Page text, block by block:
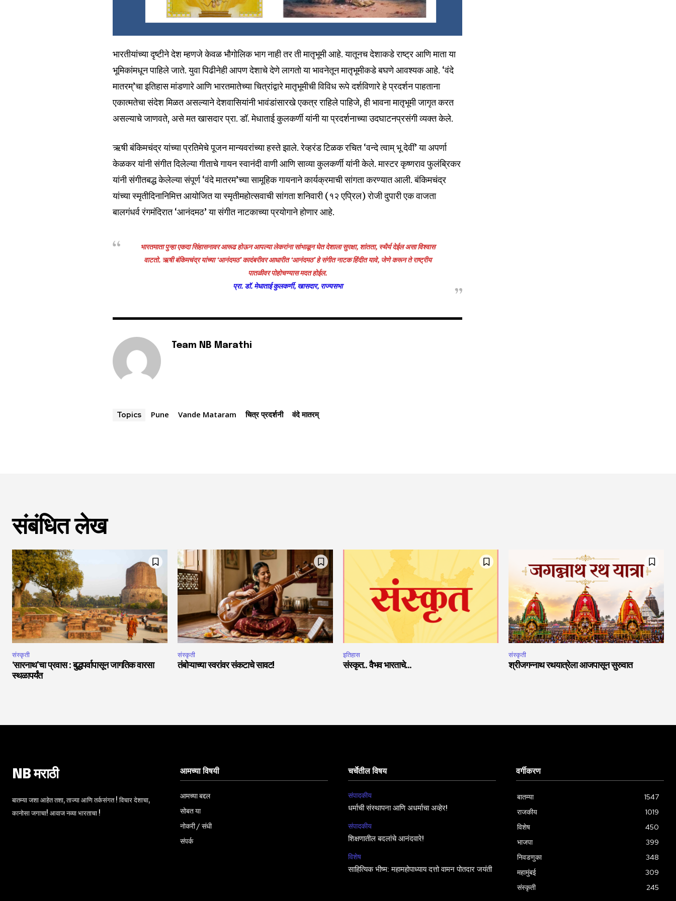
भारतीयांच्या दृष्टीने देश म्हणजे केवळ भौगोलिक भाग नाही तर ती मातृभूमी आहे. यातूनच देशाकडे राष्ट्र आणि माता या
भूमिकांमधून पाहिले जाते. युवा पिढीनेही आपण देशाचे देणे लागतो या भावनेतून मातृभूमीकडे बघणे आवश्यक आहे. ‘वंदे
मातरम्’चा इतिहास मांडणारे आणि भारतमातेच्या चित्रांद्वारे मातृभूमीची विविध रूपे दर्शविणारे हे प्रदर्शन पाहताना
एकात्मतेचा संदेश मिळत असल्याने देशवासियांनी भावंडांसारखे एकत्र राहिले पाहिजे, ही भावना मातृभूमी जागृत करत
असल्याचे जाणवते, असे मत खासदार प्रा. डॉ. मेधाताई कुलकर्णी यांनी या प्रदर्शनाच्या उदघाटनप्रसंगी व्यक्त केले.
ऋषी बंकिमचंद्र यांच्या प्रतिमेचे पूजन मान्यवरांच्या हस्ते झाले. रेव्हरंड टिळक रचित ‌‘वन्दे त्वाम्‌‍ भू देवीं‌’ या अपर्णा
केळकर यांनी संगीत दिलेल्या गीताचे गायन स्वानंदी वाणी आणि साव्या कुलकर्णी यांनी केले. मास्टर कृष्णराव फुलंब्रिकर
यांनी संगीतबद्ध केलेल्या संपूर्ण ‘वंदे मातरम’च्या सामूहिक गायनाने कार्यक्रमाची सांगता करण्यात आली. बंकिमचंद्र
यांच्या स्मृतीदिनानिमित्त आयोजित या स्मृतीमहोत्सवाची सांगता शनिवारी (१२ एप्रिल) रोजी दुपारी एक वाजता
बालगंधर्व रंगमंदिरात ‌‘आनंदमठ‌’ या संगीत नाटकाच्या प्रयोगाने होणार आहे.
भारतमाता पुन्हा एकदा सिंहासनावर आरूढ होऊन आपल्या लेकरांना सांभाळून घेत देशाला सुरक्षा, शांतता, स्थैर्य देईल असा विश्वास
वाटतो. ऋषी बंकिमचंद्र यांच्या ‘आनंदमठ’ कादंबरीवर आधारीत ‌‘आनंदमठ‌’ हे संगीत नाटक हिंदीत यावे, जेणे करून ते राष्ट्रीय
पातळीवर पोहोचण्यास मदत होईल.
प्रा. डॉ. मेधाताई कुलकर्णी, खासदार, राज्यसभा
Team NB Marathi
Topics Pune Vande Mataram चित्र प्रदर्शनी वंदे मातरम्
संबंधित लेख
संस्कृती
‘सारनाथ’चा प्रवास : बुद्धपर्वापासून जागतिक वारसा
स्थळापर्यंत
संस्कृती
तंबोऱ्याच्या स्वरांवर संकटाचे सावट!
इतिहास
संस्कृत.. वैभव भारताचे…
संस्कृती
श्रीजगन्नाथ रथयात्रेला आजपासून सुरुवात
NB मराठी
बातम्या जशा आहेत तशा, ताज्या आणि तर्कसंगत ! विचार देशाचा,
कानोसा जगाचा! आवाज नव्या भारताचा !
आमच्या विषयी
आमच्या बद्दल
सोबत या
नोकरी / संधी
संपर्क
चर्चेतील विषय
संपादकीय
धर्माची संस्थापना आणि अधर्माचा अव्हेर!
संपादकीय
शिक्षणातील बदलांचे आनंदवारे!
विशेष
साहित्यिक भीष्म: महामहोपाध्याय दत्तो वामन पोतदार जयंती
वर्गीकरण
बातम्या
1547
राजकीय
1019
विशेष
450
भाजपा
399
निवडणुका
348
महामुंबई
309
संस्कृती
245